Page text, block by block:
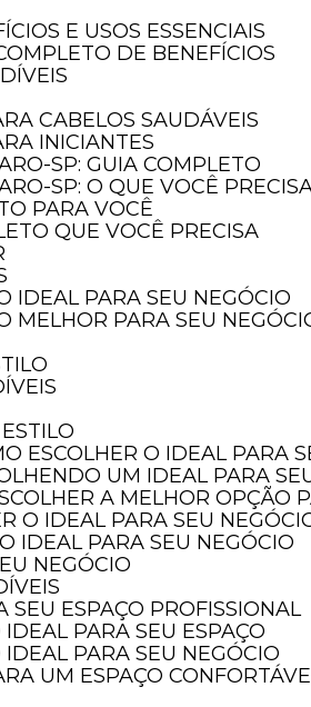
E USOS ESSENCIAIS
DE BENEFÍCIOS
CABELOS SAUDÁVEIS
INICIANTES
SP: GUIA COMPLETO
SP: O QUE VOCÊ
PARA VOCÊ
QUE VOCÊ PRECISA
IDEAL PARA SEU NEGÓCIO
MELHOR PARA SEU
ESCOLHER O IDEAL PARA
UM IDEAL PARA
A MELHOR OPÇÃO
O IDEAL PARA SEU
IDEAL PARA SEU NEGÓCIO
NEGÓCIO
SEU ESPAÇO PROFISSIONAL
PARA SEU ESPAÇO
IDEAL PARA SEU NEGÓCIO
UM ESPAÇO